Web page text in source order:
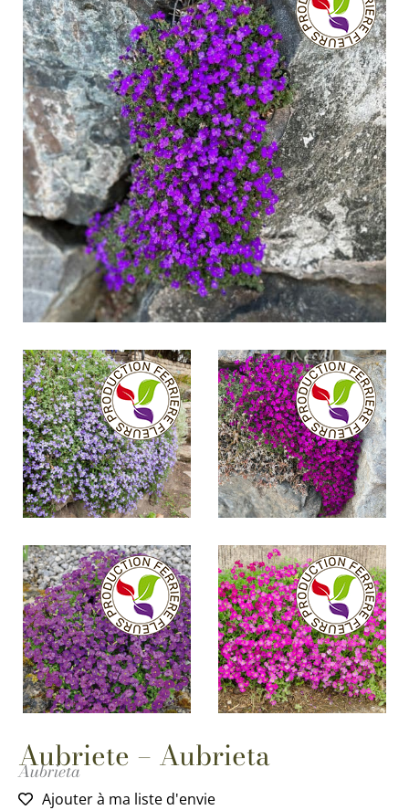
Aubriete – Aubrieta
Aubrieta
Ajouter à ma liste d'envie